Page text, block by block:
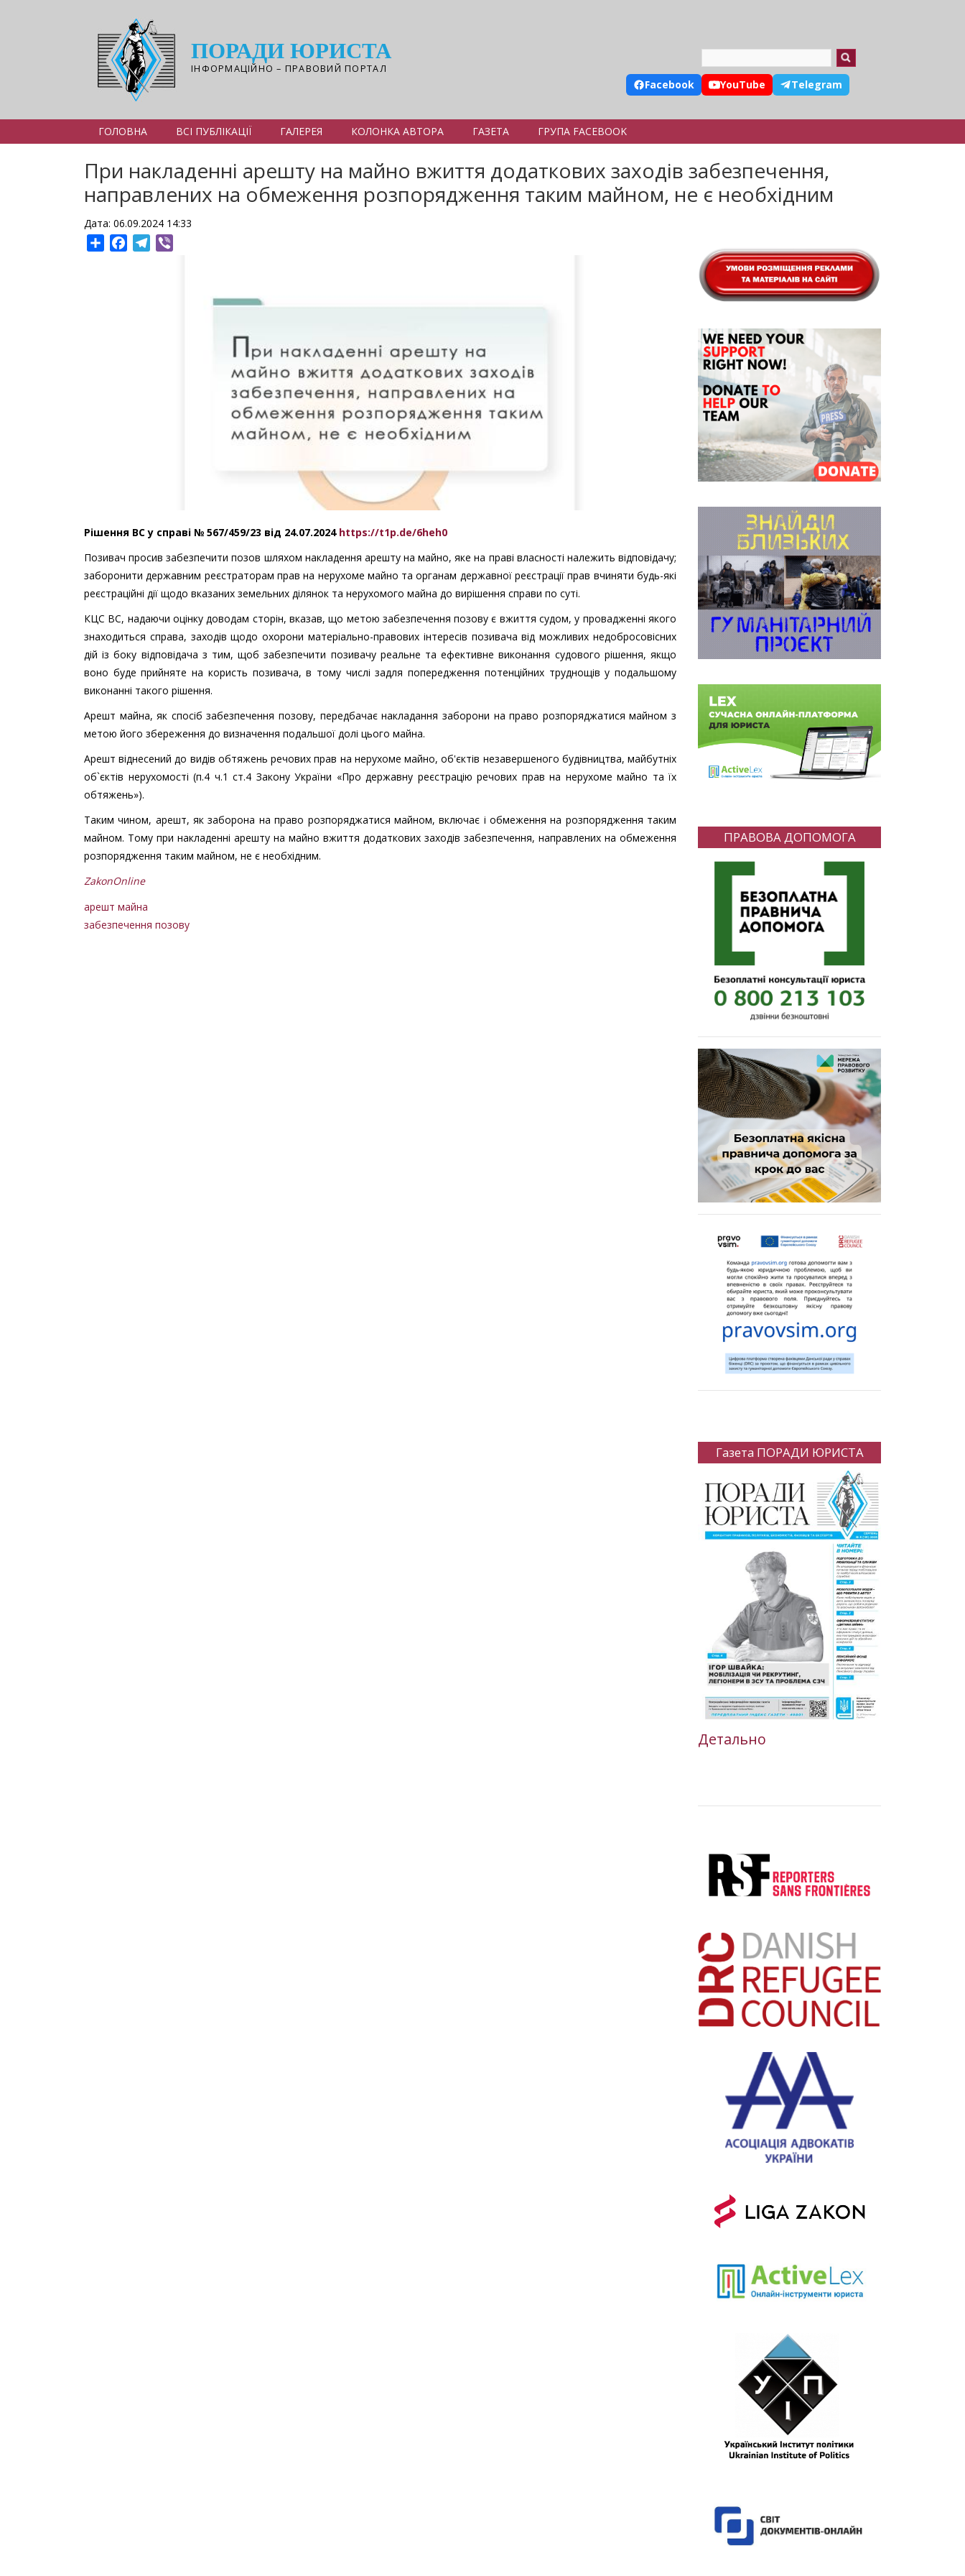
ПОРАДИ ЮРИСТА
ІНФОРМАЦІЙНО – ПРАВОВИЙ ПОРТАЛ
Facebook YouTube Telegram
ГОЛОВНА ВСІ ПУБЛІКАЦІЇ ГАЛЕРЕЯ КОЛОНКА АВТОРА ГАЗЕТА ГРУПА FACEBOOK
При накладенні арешту на майно вжиття додаткових заходів забезпечення,
направлених на обмеження розпорядження таким майном, не є необхідним
Дата: 06.09.2024 14:33
ShareFacebookTelegram
Рішення ВС у справі № 567/459/23 від 24.07.2024 https://t1p.de/6heh0
Позивач просив забезпечити позов шляхом накладення арешту на майно, яке на праві власності належить відповідачу;
заборонити державним реєстраторам прав на нерухоме майно та органам державної реєстрації прав вчиняти будь-які
реєстраційні дії щодо вказаних земельних ділянок та нерухомого майна до вирішення справи по суті.
КЦС ВС, надаючи оцінку доводам сторін, вказав, що метою забезпечення позову є вжиття судом, у провадженні якого
знаходиться справа, заходів щодо охорони матеріально-правових інтересів позивача від можливих недобросовісних
дій із боку відповідача з тим, щоб забезпечити позивачу реальне та ефективне виконання судового рішення, якщо
воно буде прийняте на користь позивача, в тому числі задля попередження потенційних труднощів у подальшому
виконанні такого рішення.
Арешт майна, як спосіб забезпечення позову, передбачає накладання заборони на право розпоряджатися майном з
метою його збереження до визначення подальшої долі цього майна.
Арешт віднесений до видів обтяжень речових прав на нерухоме майно, об'єктів незавершеного будівництва, майбутніх
об`єктів нерухомості (п.4 ч.1 ст.4 Закону України «Про державну реєстрацію речових прав на нерухоме майно та їх
обтяжень»).
Таким чином, арешт, як заборона на право розпоряджатися майном, включає і обмеження на розпорядження таким
майном. Тому при накладенні арешту на майно вжиття додаткових заходів забезпечення, направлених на обмеження
розпорядження таким майном, не є необхідним.
ZakonOnline
арешт майна
забезпечення позову
ПРАВОВА ДОПОМОГА
Газета ПОРАДИ ЮРИСТА
Детально